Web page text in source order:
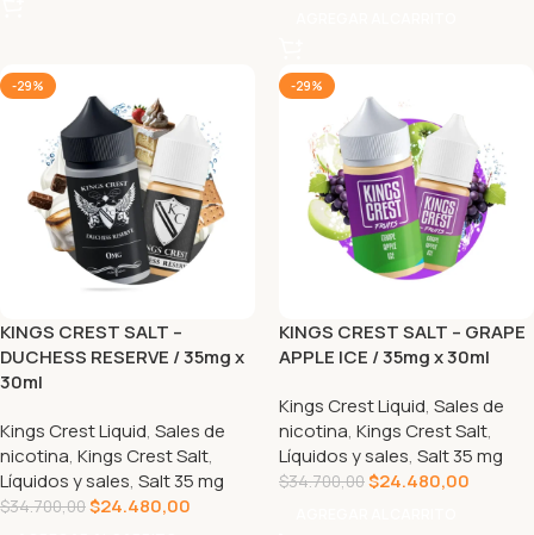
-29%
KINGS CREST SALT –
DUCHESS RESERVE / 35mg x
30ml
Kings Crest Liquid, Sales de
nicotina, Kings Crest Salt,
Líquidos y sales, Salt 35 mg
$34.700,00$24.480,00
-29%
KINGS CREST SALT – GRAPE
APPLE ICE / 35mg x 30ml
Kings Crest Liquid, Sales de
nicotina, Kings Crest Salt,
Líquidos y sales, Salt 35 mg
$34.700,00$24.480,00